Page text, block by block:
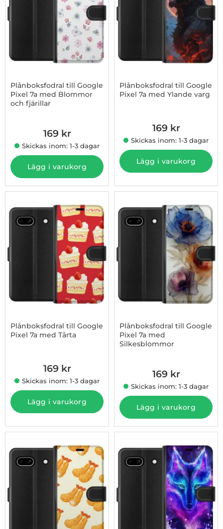
Plånboksfodral till Google
Pixel 7a med Blommor
och fjärillar
169 kr
Skickas inom: 1-3 dagar
Lägg i varukorg
Plånboksfodral till Google
Pixel 7a med Ylande varg
169 kr
Skickas inom: 1-3 dagar
Lägg i varukorg
Plånboksfodral till Google
Pixel 7a med Tårta
169 kr
Skickas inom: 1-3 dagar
Lägg i varukorg
Plånboksfodral till Google
Pixel 7a med
Silkesblommor
169 kr
Skickas inom: 1-3 dagar
Lägg i varukorg